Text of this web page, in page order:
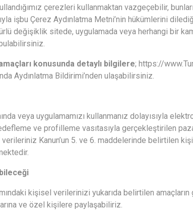
çerezleri kullanmaktan vazgeçebilir,
işbu Çerez Aydınlatma Metni’nin hükümlerini
değişiklik sitede, uygulamada veya herhangi bir
konusunda detaylı bilgilere; https://
Aydınlatma Bildirimi’nden ulaşabilirsiniz.
veya uygulamamızı kullanmanız dolayısıyla
ve profilleme vasıtasıyla gerçekleştirilen
Kanun’un 5. ve 6. maddelerinde belirtilen
kişisel verilerinizi yukarıda belirtilen
ve özel kişilere paylaşabiliriz.